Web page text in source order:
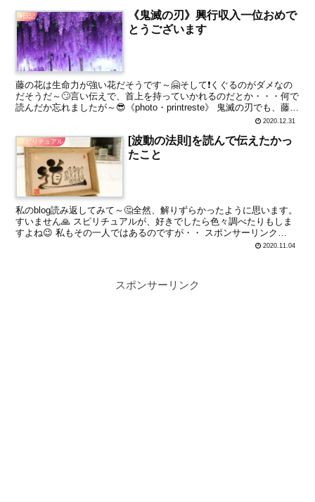
#日記
《鬼滅の刃》興行収入一位おめで
とうございます
藤の花は生命力が強い花だそうです～🤗そして❗くぐるのがダメなの
だそうだ～🙄言い伝えで、首上を持っていかれるのだとか・・・何で
読んだか忘れましたが～😎《photo・printreste》 鬼滅の刃でも、藤の
2020.12.31
スピリチュアル
[波動の法則]を読んで伝えたかっ
たこと
私のblog読み返してみて～🤔全然、解りずらかったように思います。
すいません🙏 スピリチュアルが、好きでしたら色々調べたりもしま
すよね😉 私もその一人ではあるのですが・・ スポンサーリンク
2020.11.04
スポンサーリンク